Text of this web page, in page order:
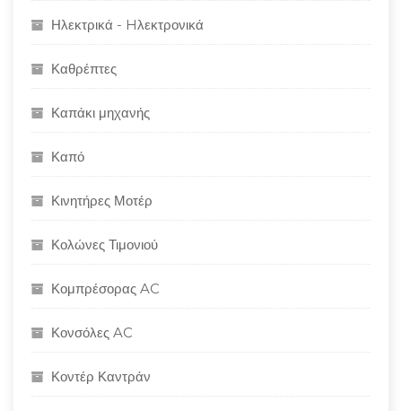
Ηλεκτρικά - Hλεκτρονικά
Καθρέπτες
Καπάκι μηχανής
Καπό
Κινητήρες Μοτέρ
Κολώνες Τιμονιού
Κομπρέσορας AC
Κονσόλες AC
Κοντέρ Καντράν